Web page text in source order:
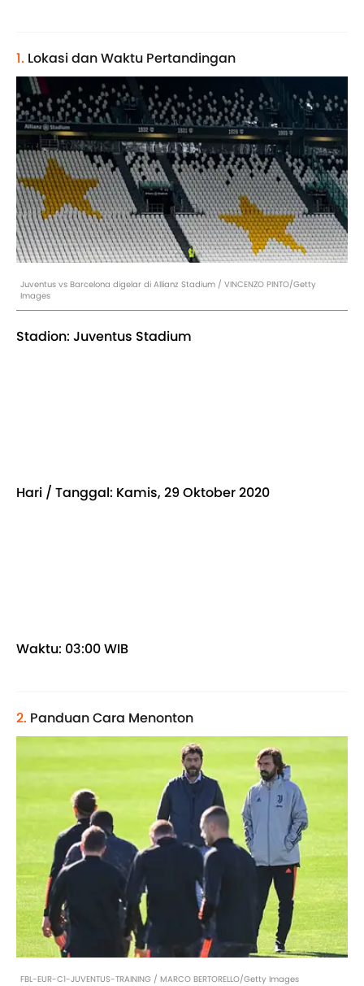
1. Lokasi dan Waktu Pertandingan
Juventus vs Barcelona digelar di Allianz Stadium / VINCENZO PINTO/Getty
Images
Stadion: Juventus Stadium
Hari / Tanggal: Kamis, 29 Oktober 2020
Waktu: 03:00 WIB
2. Panduan Cara Menonton
FBL-EUR-C1-JUVENTUS-TRAINING / MARCO BERTORELLO/Getty Images